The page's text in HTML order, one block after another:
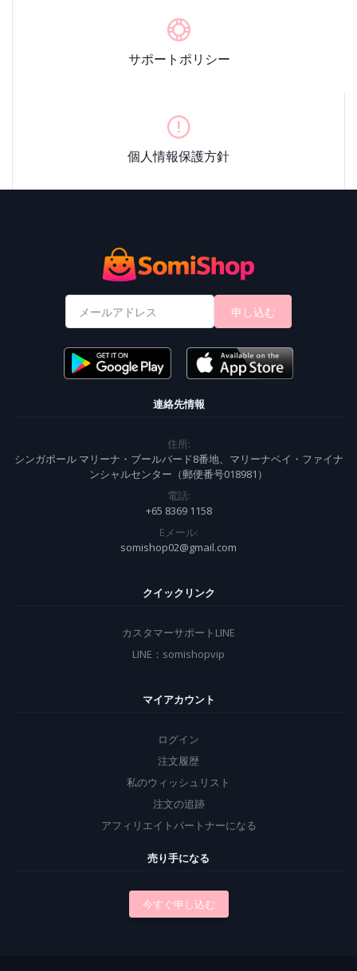
サポートポリシー
個人情報保護方針
申し込む
連絡先情報
住所:
シンガポール マリーナ・ブールバード8番地、マリーナベイ・ファイナ
ンシャルセンター（郵便番号018981）
電話:
+65 8369 1158
Eメール:
somishop02@gmail.com
クイックリンク
カスタマーサポートLINE
LINE：somishopvip
マイアカウント
ログイン
注文履歴
私のウィッシュリスト
注文の追跡
アフィリエイトパートナーになる
売り手になる
今すぐ申し込む